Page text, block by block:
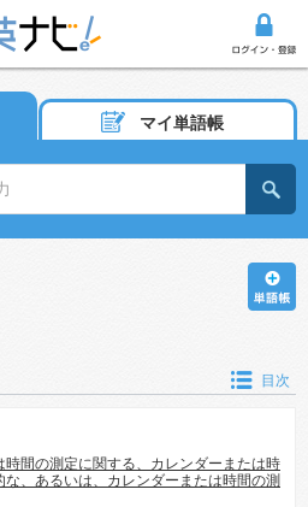
マイ単語帳
目次
時間の測定に関する、カレンダーまたは時
な、あるいは、カレンダーまたは時間の測